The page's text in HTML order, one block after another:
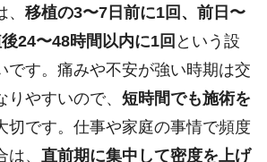
移植の3〜7日前に1回、前日〜
24〜48時間以内に1回 という設
です。痛みや不安が強い時期は交
やすいので、 短時間でも施術を
切です。仕事や家庭の事情で頻度
、 直前期に集中して密度を上げ